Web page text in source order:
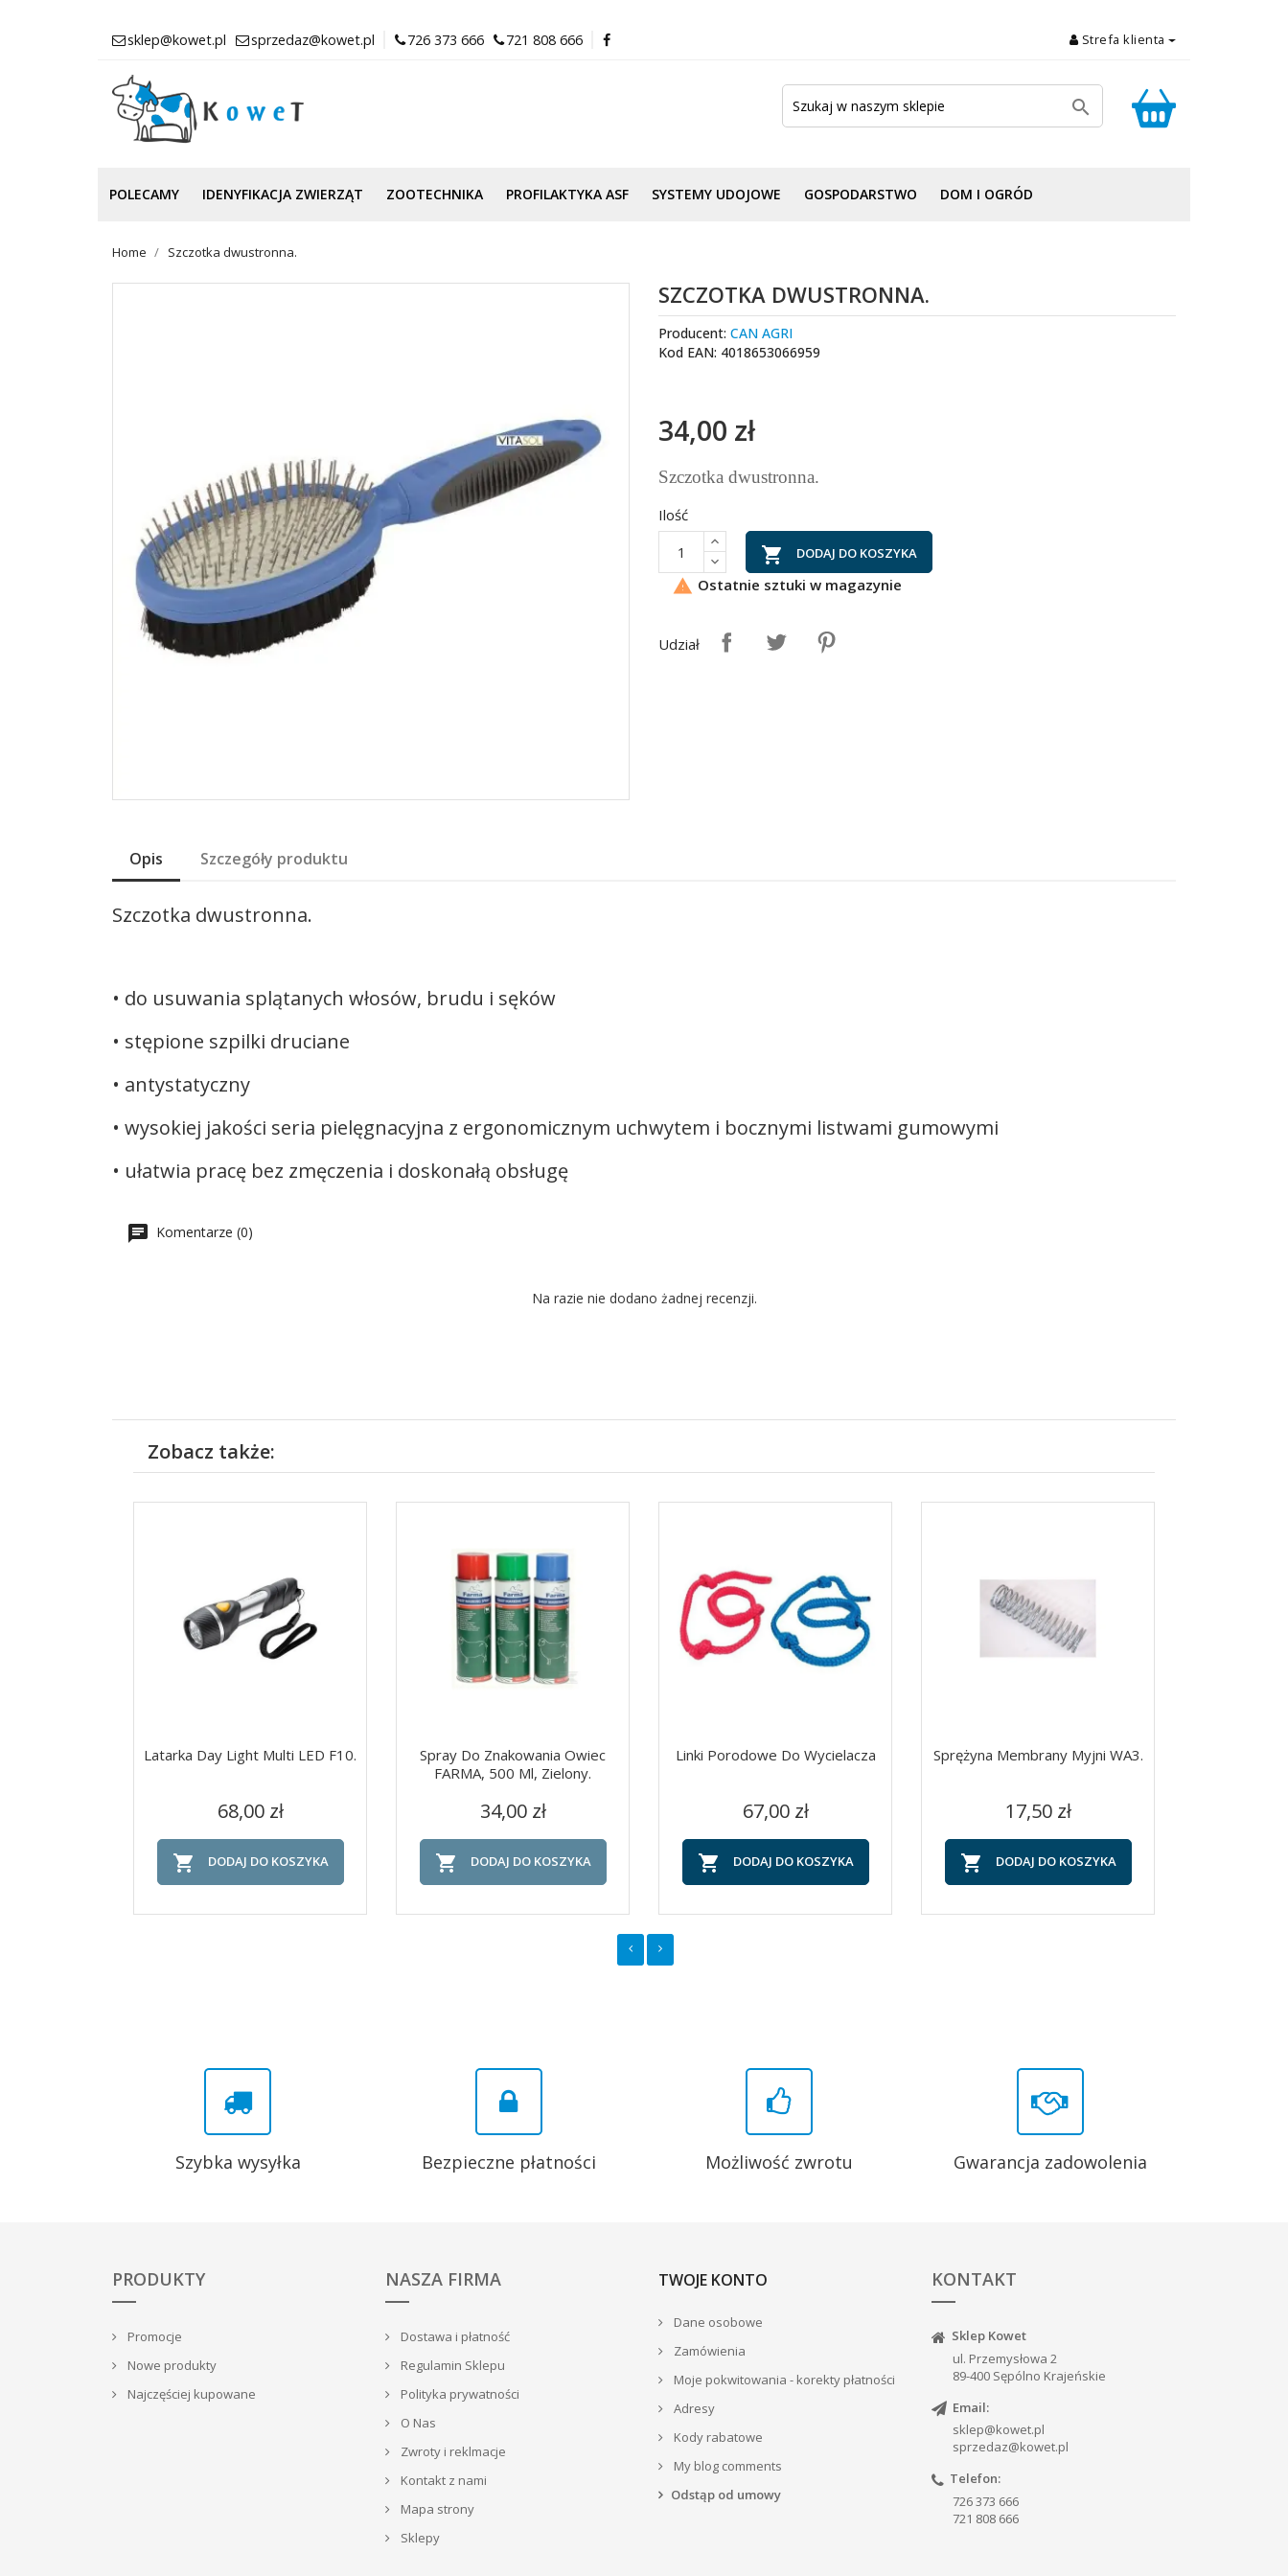
sklep@kowet.pl sprzedaz@kowet.pl 726 373 666 721 808 666 Strefa klienta

POLECAMY IDENYFIKACJA ZWIERZĄT ZOOTECHNIKA PROFILAKTYKA ASF SYSTEMY UDOJOWE GOSPODARSTWO DOM I OGRÓD
Home Szczotka dwustronna.
SZCZOTKA DWUSTRONNA.
Producent: CAN AGRI
Kod EAN: 4018653066959
34,00 zł
Szczotka dwustronna.
Ilość
 DODAJ DO KOSZYKA
 Ostatnie sztuki w magazynie
Udział
Opis Szczegóły produktu
Szczotka dwustronna.
• do usuwania splątanych włosów, brudu i sęków
• stępione szpilki druciane
• antystatyczny
• wysokiej jakości seria pielęgnacyjna z ergonomicznym uchwytem i bocznymi listwami gumowymi
• ułatwia pracę bez zmęczenia i doskonałą obsługę
Komentarze (0)
Na razie nie dodano żadnej recenzji.
Zobacz także:
Szybki podgląd
Latarka Day Light Multi LED F10.
Cena
68,00 zł
 DODAJ DO KOSZYKA
Szybki podgląd
Spray Do Znakowania Owiec
FARMA, 500 Ml, Zielony.
Cena
34,00 zł
 DODAJ DO KOSZYKA
Szybki podgląd
Linki Porodowe Do Wycielacza
Cena
67,00 zł
 DODAJ DO KOSZYKA
Szybki podgląd
Sprężyna Membrany Myjni WA3.
Cena
17,50 zł
 DODAJ DO KOSZYKA
Szybka wysyłka Bezpieczne płatności Możliwość zwrotu Gwarancja zadowolenia
PRODUKTY
Promocje
Nowe produkty
Najczęściej kupowane
NASZA FIRMA
Dostawa i płatność
Regulamin Sklepu
Polityka prywatności
O Nas
Zwroty i reklmacje
Kontakt z nami
Mapa strony
Sklepy
TWOJE KONTO
Dane osobowe
Zamówienia
Moje pokwitowania - korekty płatności
Adresy
Kody rabatowe
My blog comments
Odstąp od umowy
KONTAKT
Sklep Kowet
ul. Przemysłowa 2
89-400 Sępólno Krajeńskie
Email:
sklep@kowet.pl
sprzedaz@kowet.pl
Telefon:
726 373 666
721 808 666